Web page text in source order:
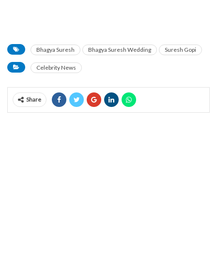
Bhagya Suresh Bhagya Suresh Wedding Suresh Gopi
Celebrity News
Share